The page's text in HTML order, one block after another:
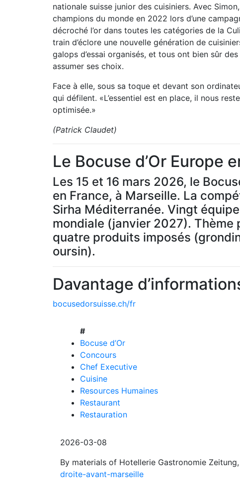
nationale suisse junior des cuisiniers. Avec
champions du monde en 2022 lors d’une
décroché l’or dans toutes les catégories de la
train d’éclore une nouvelle génération de
galops d’essai organisés, et tous ont bien sûr
assumer ses choix.
Face à elle, sous sa toque et devant son
qui défilent. «L’essentiel est en place, il nous
optimisée.»
(Patrick Claudet)
Le Bocuse d’Or Europe
Les 15 et 16 mars 2026, le
en France, à Marseille. La
Sirha Méditerranée. Vingt
mondiale (janvier 2027).
quatre produits imposés
oursin).
Davantage
bocusedorsuisse.ch/fr
#
Bocuse d’Or
Concours
Chef Executive
Cuisine
Resources Humaines
Restaurant
Restauration
2026-03-08
By materials of Hotellerie Gastronomie Zeitung,
droite-avant-marseille